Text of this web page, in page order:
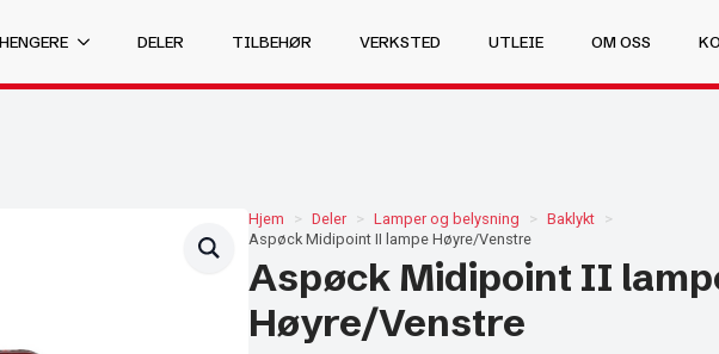
DELER TILBEHØR VERKSTED UTLEIE OM OSS
Hjem Deler Lamper og belysning
Baklykt
Aspøck Midipoint II lampe Høyre/Venstre
Aspøck Midipoint II
Høyre/Venstre